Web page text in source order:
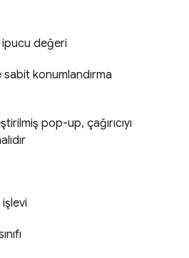
değeri
sabit konumlandırma
pop-up, çağırıcıyı